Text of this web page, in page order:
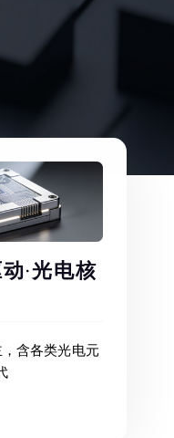
·光电核
含各类光电元